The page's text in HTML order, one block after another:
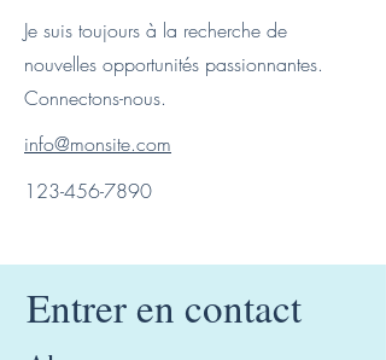
Je suis toujours à la recherche de
nouvelles opportunités passionnantes.
Connectons-nous.
info@monsite.com
123-456-7890
Entrer en contact